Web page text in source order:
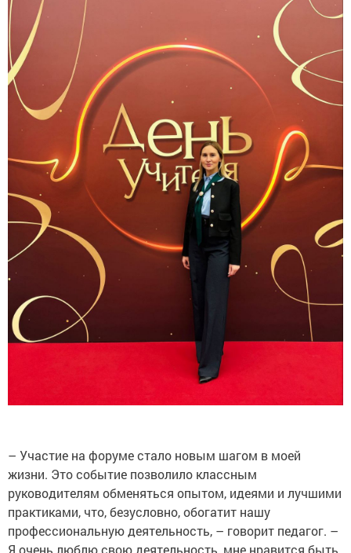
– Участие на форуме стало новым шагом в моей
жизни. Это событие позволило классным
руководителям обменяться опытом, идеями и лучшими
практиками, что, безусловно, обогатит нашу
профессиональную деятельность, – говорит педагог. –
Я очень люблю свою деятельность, мне нравится быть